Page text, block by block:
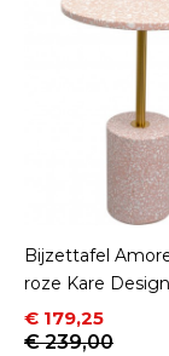
Bijzettafel
roze Kare Design
Prijs
€ 179,25
Normale prijs
€ 239,00